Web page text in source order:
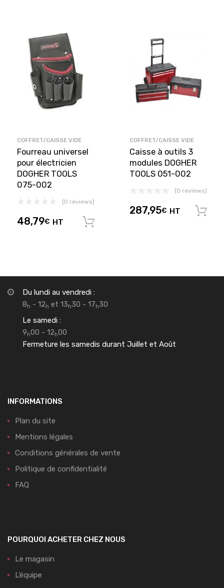
COFFRET/CAISSE VIDE
Fourreau universel
pour électricien
DOGHER TOOLS
075-002
(0 reviews)
48,79€ HT
COFFRET/CAISSE VIDE
Caisse à outils 3
modules DOGHER
TOOLS 051-002
(0 reviews)
287,95€ HT
Du lundi au vendredi :
8h - 12h et 13h30 - 17h30
Le samedi :
9h00 - 12h00
Fermeture les samedis durant Juillet et Août
INFORMATIONS
Plan du site
Mentions légales
Conditions générales de vente
Politique de confidentialité
FAQ
POURQUOI ACHETER CHEZ NOUS
Le magasin
L’équipe